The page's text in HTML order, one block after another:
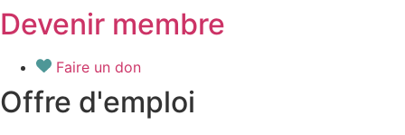
Aller
au
contenu
Devenir membre
Faire un don
Offre d'emploi